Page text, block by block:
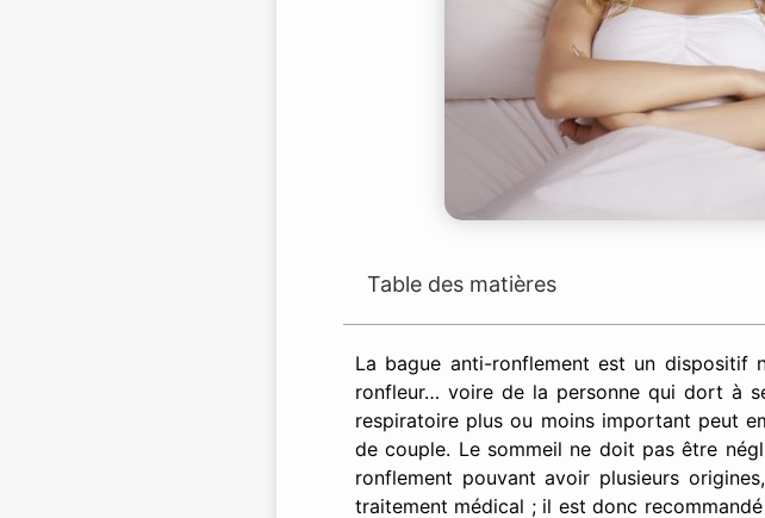
Table des matières
La bague anti-ronflement est un dispositif
ronfleur… voire de la personne qui dort à
respiratoire plus ou moins important peut
de couple. Le sommeil ne doit pas être
ronflement pouvant avoir plusieurs
traitement médical ; il est donc